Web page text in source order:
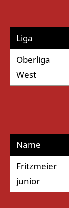
Liga
Oberliga
West
Name
Fritzmeier
junior